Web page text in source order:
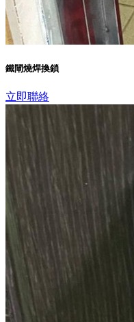
鐵閘燒焊換鎖
立即聯絡